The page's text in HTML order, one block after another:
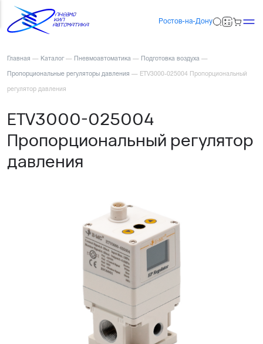
Ростов-на-Дону
Главная — Каталог — Пневмоавтоматика — Подготовка воздуха —
Пропорциональные регуляторы давления — ETV3000-025004 Пропорциональный
регулятор давления
ETV3000-025004
Пропорциональный регулятор
давления